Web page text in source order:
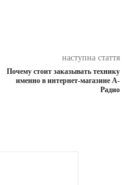
наступна стаття
Почему стоит заказывать технику
именно в интернет-магазине А-
Радио